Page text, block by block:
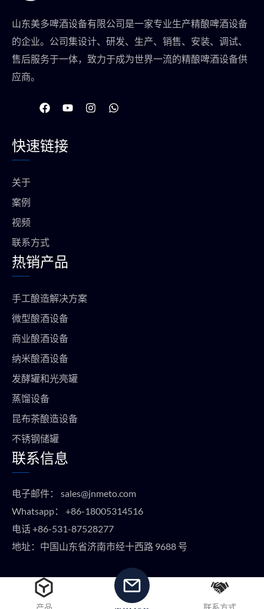
山东美多啤酒设备有限公司是一家专业生产精酿啤酒设备
的企业。公司集设计、研发、生产、销售、安装、调试、
售后服务于一体，致力于成为世界一流的精酿啤酒设备供
应商。
在
F
e
b
Y
o
u
b
I
n
W
h
快速链接
关于
案例
视频
联系方式
热销产品
手工酿造解决方案
微型酿酒设备
商业酿酒设备
纳米酿酒设备
发酵罐和光亮罐
蒸馏设备
昆布茶酿造设备
不锈钢储罐
联系信息
电子邮件： sales@jnmeto.com
Whatsapp： +86-18005314516
电话+86-531-87528277
地址：中国山东省济南市经十西路 9688 号
版权所有 © METO EQUIPMENT 2024 保留所有权利。
产品 联系方式